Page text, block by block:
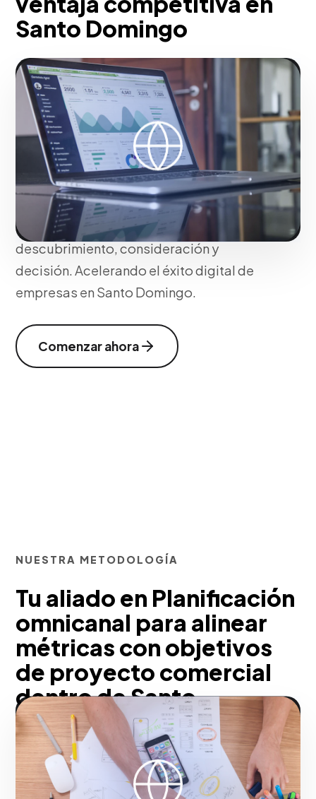
Santo Domingo
Desde nuestra experiencia, articulamos
ecosistemas digitales holísticos
integrando SEO, pauta de rendimiento
(SEM], inbound marketing, UX web y
automatización de marketing. Creamos
mapas de viaje del cliente (Customer
Journey Maps) para alinear cada
herramienta tecnológica en las etapas de
descubrimiento, consideración y
decisión. Acelerando el éxito digital de
empresas en Santo Domingo.
Comenzar ahora
NUESTRA METODOLOGÍA
Tu aliado en Planificación
omnicanal para alinear
métricas con objetivos
de proyecto comercial
dentro de Santo
Domingo
Para el mercado local, el marketing en
internet moderno no son tácticas